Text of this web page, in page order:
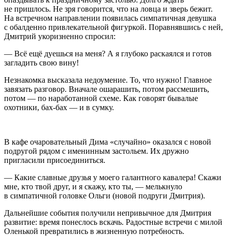
не пришлось. Не зря говорится, что на ловца и зверь бежит.
На встречном направлении появилась симпатичная девушка
с обалденно привлекательной фигуркой. Поравнявшись с ней,
Дмитрий укоризненно спросил:
— Всё ещё дуешься на меня? А я глубоко раскаялся и готов
загладить свою вину!
Незнакомка высказала недоумение. То, что нужно! Главное
завязать разговор. Вначале ошарашить, потом рассмешить,
потом — по наработанной схеме. Как говорят бывалые
охотники, бах-бах — и в сумку.
В кафе очаровательный Дима «случайно» оказался с новой
подругой рядом с именинным застольем. Их дружно
пригласили присоединиться.
— Какие славные друзья у моего галантного кавалера! Скажи
мне, кто твой друг, и я скажу, кто ты, — мелькнуло
в симпатичной головке Ольги (новой подруги Дмитрия).
Дальнейшие события получили непривычное для Дмитрия
развитие: время понеслось вскачь. Радостные встречи с милой
Оленькой превратились в жизненную потребность.